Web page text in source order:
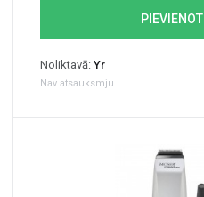
Noliktavā: Yr
Nav atsauksmju